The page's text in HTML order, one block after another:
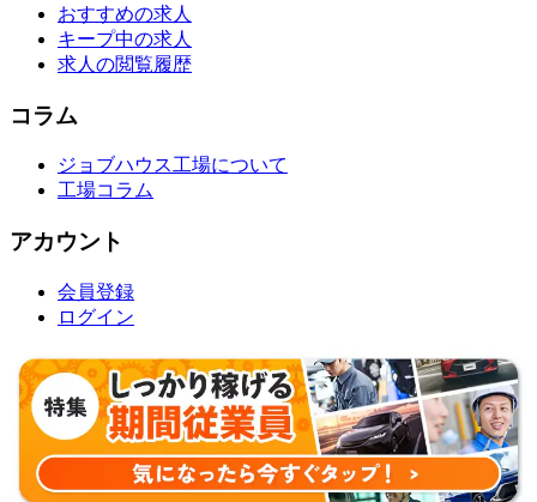
おすすめの求人
キープ中の求人
求人の閲覧履歴
コラム
ジョブハウス工場について
工場コラム
アカウント
会員登録
ログイン